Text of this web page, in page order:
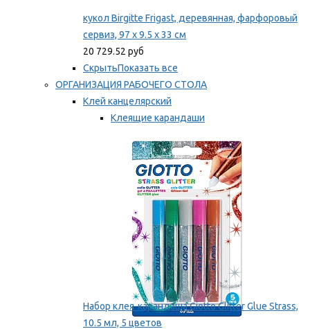
кукол Birgitte Frigast, деревянная, фарфоровый
сервиз, 97 x 9.5 x 33 см
20 729.52 руб
СкрытьПоказать все
ОРГАНИЗАЦИЯ РАБОЧЕГО СТОЛА
Клей канцелярский
Клеящие карандаши
Мы рекомендуем
Набор клея-карандаша Giotto Glitter Glue Strass,
10.5 мл, 5 цветов